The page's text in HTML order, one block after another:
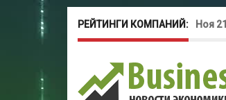
РЕЙТИНГИ КОМПАНИЙ: Ноя
Май